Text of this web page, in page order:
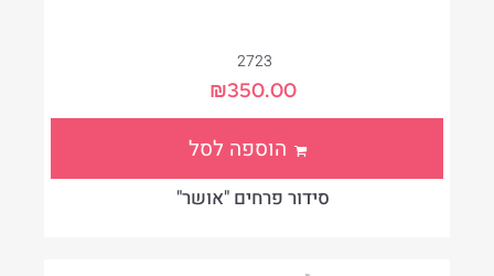
2723
סידור פרחים "אושר"
₪350.00
הוספה לסל